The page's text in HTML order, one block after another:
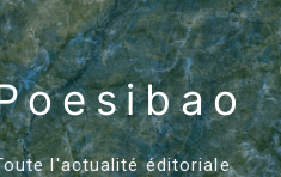
l'actualité éditoriale